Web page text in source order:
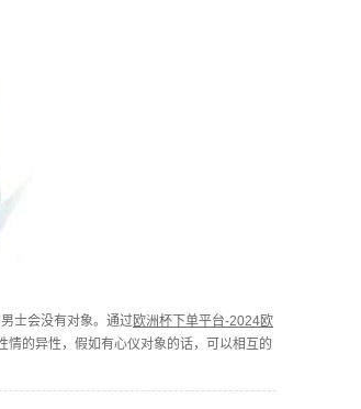
士会没有对象。通过欧洲杯下单平台-2024欧
的异性，假如有心仪对象的话，可以相互的